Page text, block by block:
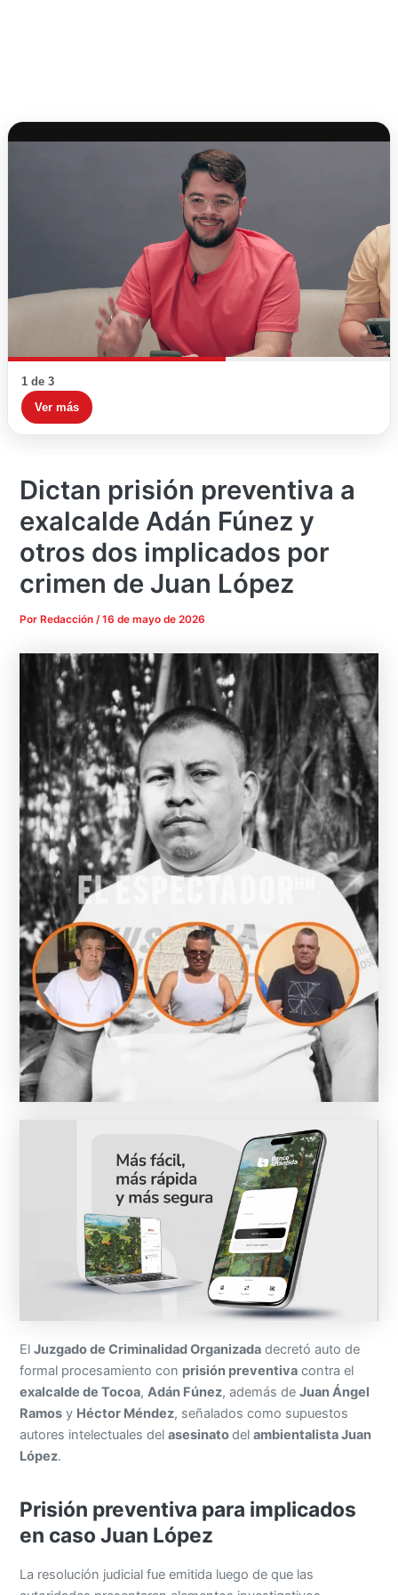
1 de 3
Ver más
Dictan prisión preventiva a
exalcalde Adán Fúnez y
otros dos implicados por
crimen de Juan López
Por Redacción/16 de mayo de 2026
ElJuzgado de Criminalidad Organizada decretó auto de
formal procesamiento con prisión preventiva contra el
exalcalde de Tocoa,Adán Fúnez, además deJuan Ángel
Ramos y Héctor Méndez, señalados como supuestos
autores intelectuales delasesinatodelambientalista Juan
López.
Prisión preventiva para implicados
en caso Juan López
La resolución judicial fue emitida luego de que las